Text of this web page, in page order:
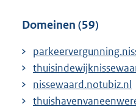
Domeinen (59)
nissewaard.notubiz.nl